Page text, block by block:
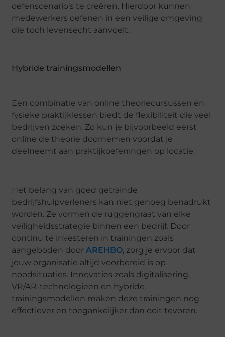
oefenscenario’s te creëren. Hierdoor kunnen
medewerkers oefenen in een veilige omgeving
die toch levensecht aanvoelt.
Hybride trainingsmodellen
Een combinatie van online theoriecursussen en
fysieke praktijklessen biedt de flexibiliteit die veel
bedrijven zoeken. Zo kun je bijvoorbeeld eerst
online de theorie doornemen voordat je
deelneemt aan praktijkoefeningen op locatie.
Het belang van goed getrainde
bedrijfshulpverleners kan niet genoeg benadrukt
worden. Ze vormen de ruggengraat van elke
veiligheidsstrategie binnen een bedrijf. Door
continu te investeren in trainingen zoals
aangeboden doorAREHBO, zorg je ervoor dat
jouw organisatie altijd voorbereid is op
noodsituaties. Innovaties zoals digitalisering,
VR/AR-technologieën en hybride
trainingsmodellen maken deze trainingen nog
effectiever en toegankelijker dan ooit tevoren.